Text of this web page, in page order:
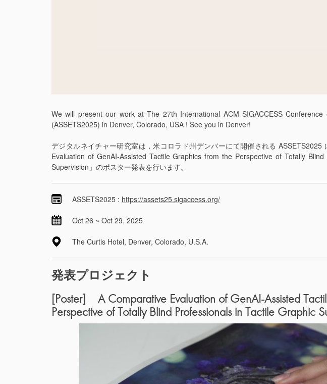
We will present our work at The 27th International ACM SIGACCESS
(ASSETS2025) in Denver, Colorado, USA ! See you in Denver!
デジタルネイチャー研究室は，米コロラド州デンバーにて開催される ASSETS2025
Evaluation of GenAI-Assisted Tactile Graphics from the Perspective of Totally
Supervision」のポスター発表を行います。
ASSETS2025 : https://assets25.sigaccess.org/
Oct 26 ~ Oct 29, 2025
The Curtis Hotel, Denver, Colorado, U.S.A.
発表プロジェクト
[Poster] A Comparative Evaluation of GenAI-Assisted
Perspective of Totally Blind Professionals in Tactile Graphic